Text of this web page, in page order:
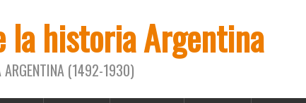
la historia Argentina
ARGENTINA (1492-1930)